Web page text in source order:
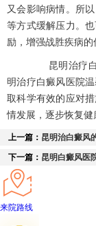
又会影响病情。所
等方式缓解压力。
励，增强战胜疾病的
昆明治疗白
明治疗白癜风医院
取科学有效的应对
情发展，逐步恢复健
上一篇： 昆明治白癜风
下一篇： 昆明白癜风医
来院路线